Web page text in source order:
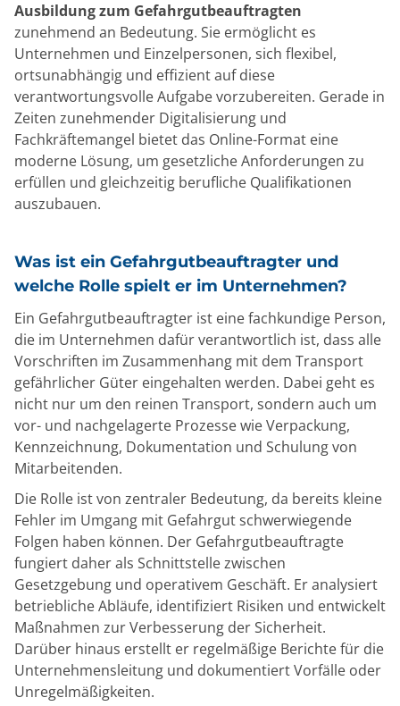
Ausbildung zum Gefahrgutbeauftragten
zunehmend an Bedeutung. Sie ermöglicht es
Unternehmen und Einzelpersonen, sich flexibel,
ortsunabhängig und effizient auf diese
verantwortungsvolle Aufgabe vorzubereiten. Gerade in
Zeiten zunehmender Digitalisierung und
Fachkräftemangel bietet das Online-Format eine
moderne Lösung, um gesetzliche Anforderungen zu
erfüllen und gleichzeitig berufliche Qualifikationen
auszubauen.
Was ist ein Gefahrgutbeauftragter und
welche Rolle spielt er im Unternehmen?
Ein Gefahrgutbeauftragter ist eine fachkundige Person,
die im Unternehmen dafür verantwortlich ist, dass alle
Vorschriften im Zusammenhang mit dem Transport
gefährlicher Güter eingehalten werden. Dabei geht es
nicht nur um den reinen Transport, sondern auch um
vor- und nachgelagerte Prozesse wie Verpackung,
Kennzeichnung, Dokumentation und Schulung von
Mitarbeitenden.
Die Rolle ist von zentraler Bedeutung, da bereits kleine
Fehler im Umgang mit Gefahrgut schwerwiegende
Folgen haben können. Der Gefahrgutbeauftragte
fungiert daher als Schnittstelle zwischen
Gesetzgebung und operativem Geschäft. Er analysiert
betriebliche Abläufe, identifiziert Risiken und entwickelt
Maßnahmen zur Verbesserung der Sicherheit.
Darüber hinaus erstellt er regelmäßige Berichte für die
Unternehmensleitung und dokumentiert Vorfälle oder
Unregelmäßigkeiten.